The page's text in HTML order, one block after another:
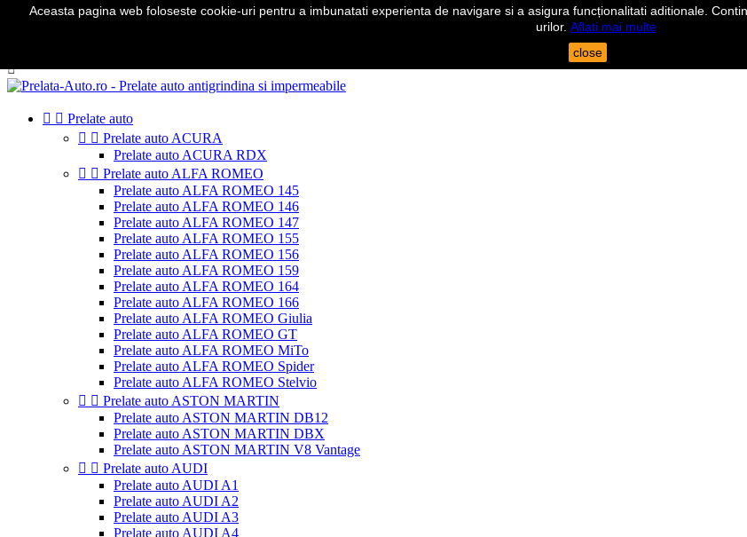
Telefon:0724 571 115

  Prelate auto
  Prelate auto ACURA
Prelate auto ACURA RDX
  Prelate auto ALFA ROMEO
Prelate auto ALFA ROMEO 145
Prelate auto ALFA ROMEO 146
Prelate auto ALFA ROMEO 147
Prelate auto ALFA ROMEO 155
Prelate auto ALFA ROMEO 156
Prelate auto ALFA ROMEO 159
Prelate auto ALFA ROMEO 164
Prelate auto ALFA ROMEO 166
Prelate auto ALFA ROMEO Giulia
Prelate auto ALFA ROMEO GT
Prelate auto ALFA ROMEO MiTo
Prelate auto ALFA ROMEO Spider
Prelate auto ALFA ROMEO Stelvio
  Prelate auto ASTON MARTIN
Prelate auto ASTON MARTIN DB12
Prelate auto ASTON MARTIN DBX
Prelate auto ASTON MARTIN V8 Vantage
  Prelate auto AUDI
Prelate auto AUDI A1
Prelate auto AUDI A2
Prelate auto AUDI A3
Prelate auto AUDI A4
Aceasta pagina web foloseste cookie-uri pentru a imbunatati experienta de navigare si a asigura funcționalitati aditionale.
urilor. Aflati mai multe
close